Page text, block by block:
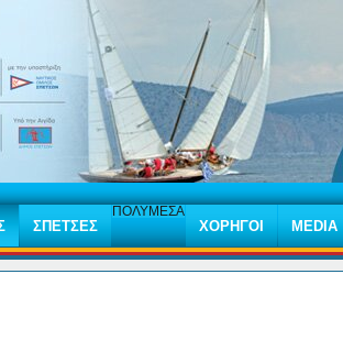
ΣΠΕΤΣΕΣ
ΠΟΛΥΜΕΣΑ
ΧΟΡΗΓΟΙ MEDIA